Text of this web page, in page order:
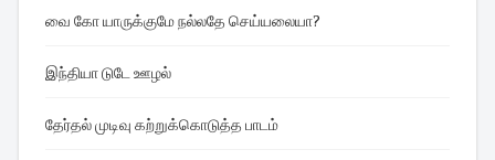
வை கோ யாருக்குமே நல்லதே செய்யலையா?
இந்தியா டுடே ஊழல்
தேர்தல் முடிவு கற்றுக்கொடுத்த பாடம்